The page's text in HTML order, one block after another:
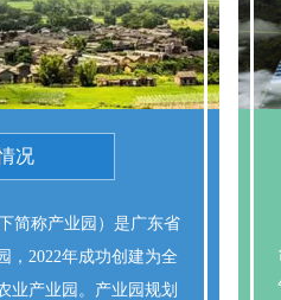
况
，2022年成功创建为全
业产业园。产业园规划